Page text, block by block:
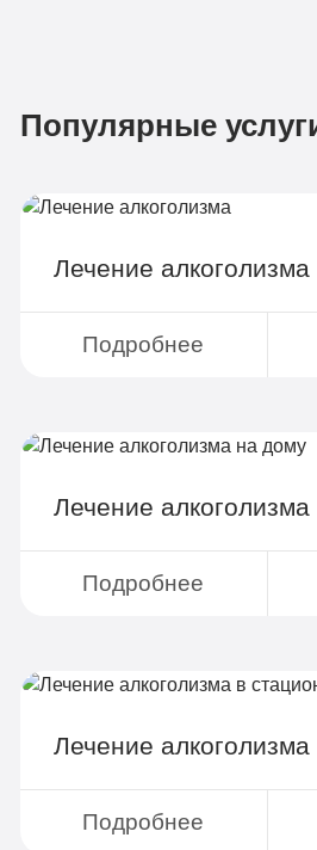
4-х местная комната
Групповая терапия
Поддержка
По-домашнему
Индивидуальная
Популярные
Лечение алкоголизма
Подробнее
Лечение
Подробнее
Лечение
Подробнее